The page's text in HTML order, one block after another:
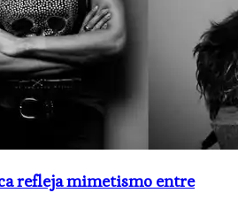
refleja mimetismo entre